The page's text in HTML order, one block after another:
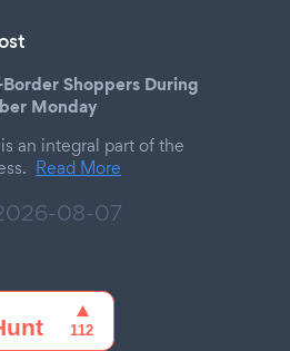
Shoppers During
Monday
an integral part of the
Read More
08-07